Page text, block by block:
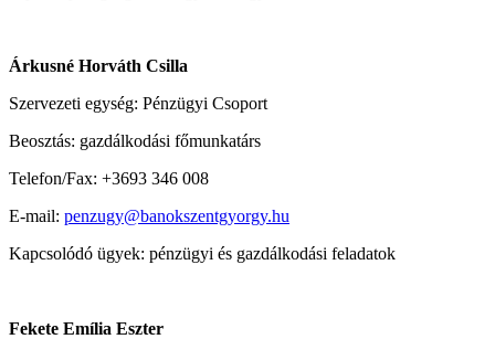
Árkusné Horváth Csilla
Szervezeti egység: Pénzügyi Csoport
Beosztás: gazdálkodási főmunkatárs
Telefon/Fax: +3693 346 008
E-mail: penzugy@banokszentgyorgy.hu
Kapcsolódó ügyek: pénzügyi és gazdálkodási feladatok
Fekete Emília Eszter